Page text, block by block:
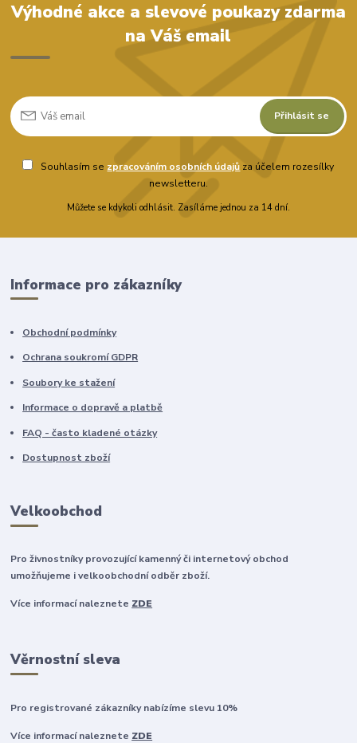
Výhodné akce a slevové poukazy zdarma
na Váš email
Přihlásit se
Souhlasím se zpracováním osobních údajů za účelem rozesílky
newsletteru.
Můžete se kdykoli odhlásit. Zasíláme jednou za 14 dní.
Informace pro zákazníky
Obchodní podmínky
Ochrana soukromí GDPR
Soubory ke stažení
Informace o dopravě a platbě
FAQ - často kladené otázky
Dostupnost zboží
Velkoobchod
Pro živnostníky provozující kamenný či internetový obchod
umožňujeme i velkoobchodní odběr zboží.
Více informací naleznete ZDE
Věrnostní sleva
Pro registrované zákazníky nabízíme slevu 10%
Více informací naleznete ZDE